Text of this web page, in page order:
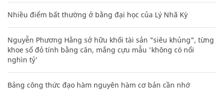
Nhiều điểm bất thường ở bằng đại học của Lý Nhã Kỳ
Nguyễn Phương Hằng sở hữu khối tài sản "siêu khủng", từng
khoe sổ đỏ tính bằng cân, mắng cựu mẫu 'không có nổi
nghìn tỷ'
Bảng công thức đạo hàm nguyên hàm cơ bản cần nhớ